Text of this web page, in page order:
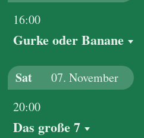
16:00
Gurke oder Banane
Sat 07. November
20:00
Das große 7